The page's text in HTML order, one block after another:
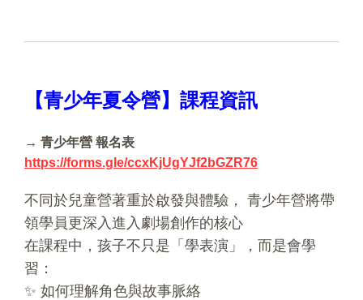
【青少年夏令營】課程資訊
→ 青少年營 報名表
https://forms.gle/ccxKjUgYJf2bGZR76
不同於兒童營著重於啟發與體驗， 青少年營將帶
領學員更深入進入劇場創作的核心
在課程中，孩子不只是「學表演」，而是會學
習：
✨ 如何理解角色與故事脈絡